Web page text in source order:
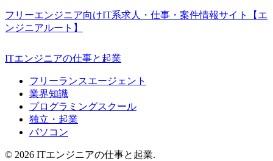
フリーエンジニア向けIT系求人・仕事・案件情報サイト【エ
ンジニアルート】
ITエンジニアの仕事と起業
フリーランスエージェント
業界知識
プログラミングスクール
独立・起業
パソコン
© 2026 ITエンジニアの仕事と起業.